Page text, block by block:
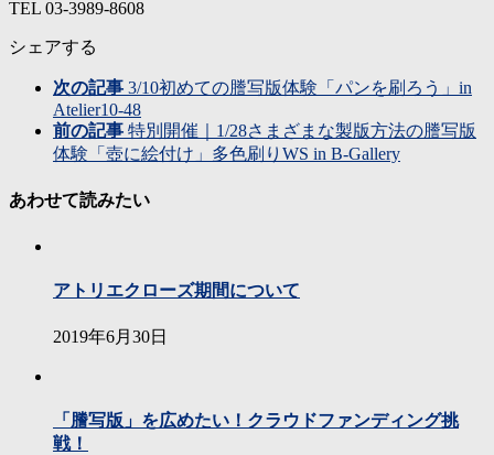
TEL 03-3989-8608
シェアする
次の記事 3/10初めての謄写版体験「パンを刷ろう」in
Atelier10-48
前の記事 特別開催｜1/28さまざまな製版方法の謄写版
体験「壺に絵付け」多色刷りWS in B-Gallery
あわせて読みたい
アトリエクローズ期間について
2019年6月30日
「謄写版」を広めたい！クラウドファンディング挑
戦！